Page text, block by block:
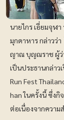
นายไกร เอี่ยมจุฬ
มุกดาหาร กล่าวว่
ญาณ บุญณราช ผู้ว่
เป็นประธานกล่าว
Run Fest
han ในครั้งนี้ ซึ่งกิ
ต่อเนื่องจากความ